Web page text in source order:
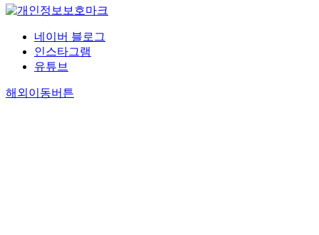
네이버 블로그
인스타그램
유튜브
해외이동버튼